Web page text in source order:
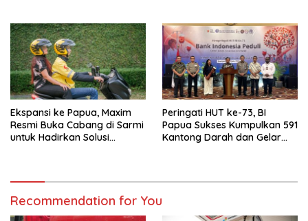
Competition 2026
Ekspansi ke Papua, Maxim
Resmi Buka Cabang di Sarmi
untuk Hadirkan Solusi
Peringati HUT ke-73, BI
Papua Sukses Kumpulkan 591
Kantong Darah dan Gelar
Recommendation for You